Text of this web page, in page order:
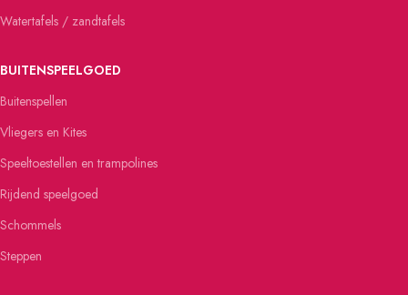
Watertafels / zandtafels
BUITENSPEELGOED
Buitenspellen
Vliegers en Kites
Speeltoestellen en trampolines
Rijdend speelgoed
Schommels
Steppen